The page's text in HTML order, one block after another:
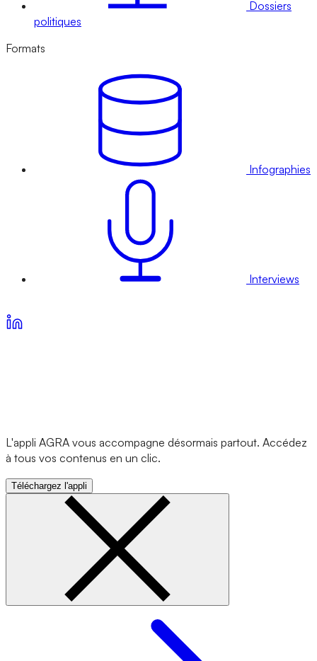
Dossiers
politiques
Formats
Infographies
Interviews
L'appli AGRA vous accompagne désormais partout. Accédez
à tous vos contenus en un clic.
Téléchargez l'appli